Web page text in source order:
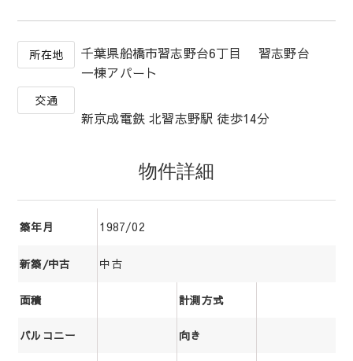
所在地
千葉県船橋市習志野台6丁目 習志野台
一棟アパート
交通
新京成電鉄 北習志野駅 徒歩14分
物件詳細
築年月 1987/02
新築/中古 中古
面積 計測方式
バルコニー 向き